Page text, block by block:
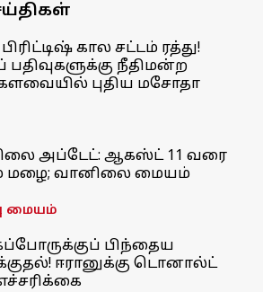
கால சட்டம் ரத்து!
பதிவுகளுக்கு நீதிமன்ற
புதிய மசோதா
அப்டேட்: ஆகஸ்ட் 11 வரை
மழை; வானிலை மையம்
மையம்
பிந்தைய
ஈரானுக்கு டொனால்ட்